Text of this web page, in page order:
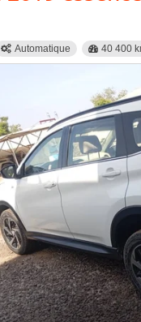
Automatique 40 400